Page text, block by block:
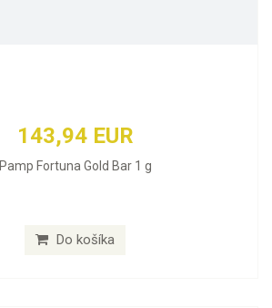
143,94 EUR
Pamp Fortuna Gold Bar 1 g
Do košíka